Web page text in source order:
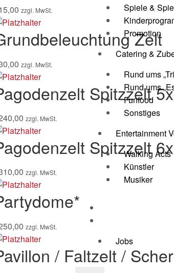
Spiele &
Promotion
Catering &
Rund ums
Rund ums
Funfood
Sonstiges
Entertainment
Walking Acts
Künstler
Musiker
Jobs
zzgl. MwSt.
Zelt
zzgl. MwSt.
Spitzzelt
zzgl. MwSt.
Spitzzelt
zzgl. MwSt.
zzgl. MwSt.
/ Faltzelt /